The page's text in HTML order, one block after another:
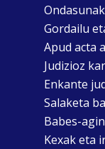
Gordailu
Apud acta
Judizioz
Enkante
Salaketa
Babes-
Kexak eta